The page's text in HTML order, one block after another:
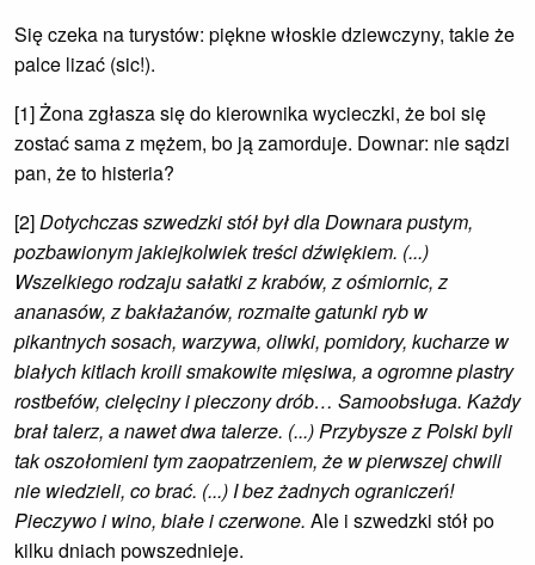
Się czeka na turystów: piękne włoskie dziewczyny, takie że
palce lizać (sic!).
[1] Żona zgłasza się do kierownika wycieczki, że boi się
zostać sama z mężem, bo ją zamorduje. Downar: nie sądzi
pan, że to histeria?
[2]Dotychczas szwedzki stół był dla Downara pustym,
pozbawionym jakiejkolwiek treści dźwiękiem. (...)
Wszelkiego rodzaju sałatki z krabów, z ośmiornic, z
ananasów, z bakłażanów, rozmaite gatunki ryb w
pikantnych sosach, warzywa, oliwki, pomidory, kucharze w
białych kitlach kroili smakowite mięsiwa, a ogromne plastry
rostbefów, cielęciny i pieczony drób… Samoobsługa. Każdy
brał talerz, a nawet dwa talerze. (...) Przybysze z Polski byli
tak oszołomieni tym zaopatrzeniem, że w pierwszej chwili
nie wiedzieli, co brać. (...) I bez żadnych ograniczeń!
Pieczywo i wino, białe i czerwone. Ale i szwedzki stół po
kilku dniach powszednieje.